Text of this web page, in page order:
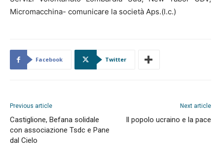
Micromacchina- comunicare la società Aps.(l.c.)
Facebook Twitter
Previous article
Castiglione, Befana solidale
con associazione Tsdc e Pane
dal Cielo
Next article
Il popolo ucraino e la pace